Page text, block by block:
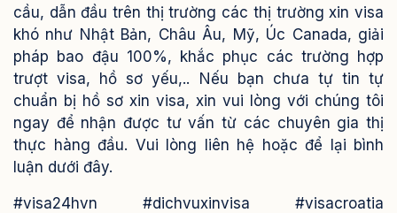
cầu, dẫn đầu trên thị trường các thị trường xin visa
khó như Nhật Bản, Châu Âu, Mỹ, Úc Canada, giải
pháp bao đậu 100%, khắc phục các trường hợp
trượt visa, hồ sơ yếu,..
Nếu bạn chưa tự tin tự
chuẩn bị hồ sơ xin visa, xin vui lòng với chúng tôi
ngay để nhận được tư vấn từ các chuyên gia thị
thực hàng đầu. Vui lòng liên hệ hoặc để lại bình
luận dưới đây.
#visa24hvn #dichvuxinvisa #visacroatia